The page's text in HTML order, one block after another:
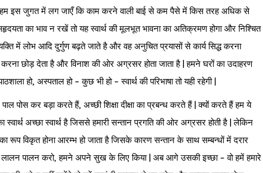
हम इस जुगत में लग जाएँ कि काम करने वाली बाई से कम पैसे में किस तरह अधिक से
का भाव न रखें तो यह स्वार्थ की मूलभूत भावना का अतिक्रमण होगा और निश्चित
में लोभ आदि दुर्गुण बढ़ते जाते है और वह अनुचित प्रयासों से कार्य सिद्ध करना
छोड़ देता है और विनाश की ओर अग्रसर होता जाता है | हमने घरों का उदाहरण
हो, अस्पताल हो – कुछ भी हो – स्वार्थ की परिभाषा तो यही रहेगी |
पोस कर बड़ा करते हैं, अच्छी शिक्षा दीक्षा का प्रबन्ध करते हैं | क्यों करते हैं हम ये
अच्छा स्वार्थ है जिससे हमारी सन्तान प्रगति की ओर अग्रसर होती है | लेकिन
विकृत होना आरम्भ हो जाता है जिसके कारण सन्तान के साथ सम्बन्धों में दरार
लालन पालन करो, हमने अपने सुख के लिए किया | अब आगे उसकी इच्छा – वो हमें हमारे